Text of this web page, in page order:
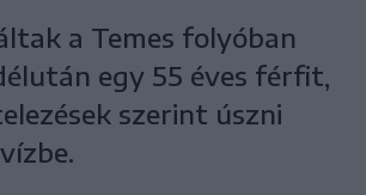
a Temes folyóban
egy 55 éves férfit,
szerint úszni